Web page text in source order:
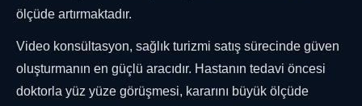
ölçüde artırmaktadır.
Video konsültasyon, sağlık turizmi satış sürecinde güven
oluşturmanın en güçlü aracıdır. Hastanın tedavi öncesi
doktorla yüz yüze görüşmesi, kararını büyük ölçüde